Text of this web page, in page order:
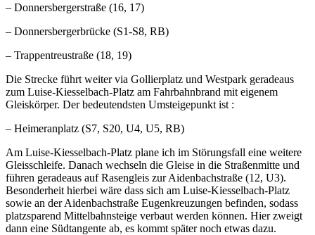
– Donnersbergerstraße (16, 17)
– Donnersbergerbrücke (S1-S8, RB)
– Trappentreustraße (18, 19)
Die Strecke führt weiter via Gollierplatz und Westpark geradeaus
zum Luise-Kiesselbach-Platz am Fahrbahnbrand mit eigenem
Gleiskörper. Der bedeutendsten Umsteigepunkt ist :
– Heimeranplatz (S7, S20, U4, U5, RB)
Am Luise-Kiesselbach-Platz plane ich im Störungsfall eine weitere
Gleisschleife. Danach wechseln die Gleise in die Straßenmitte und
führen geradeaus auf Rasengleis zur Aidenbachstraße (12, U3).
Besonderheit hierbei wäre dass sich am Luise-Kiesselbach-Platz
sowie an der Aidenbachstraße Eugenkreuzungen befinden, sodass
platzsparend Mittelbahnsteige verbaut werden können. Hier zweigt
dann eine Südtangente ab, es kommt später noch etwas dazu.